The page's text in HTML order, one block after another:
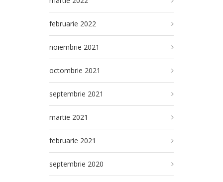
februarie 2022
noiembrie 2021
octombrie 2021
septembrie 2021
martie 2021
februarie 2021
septembrie 2020